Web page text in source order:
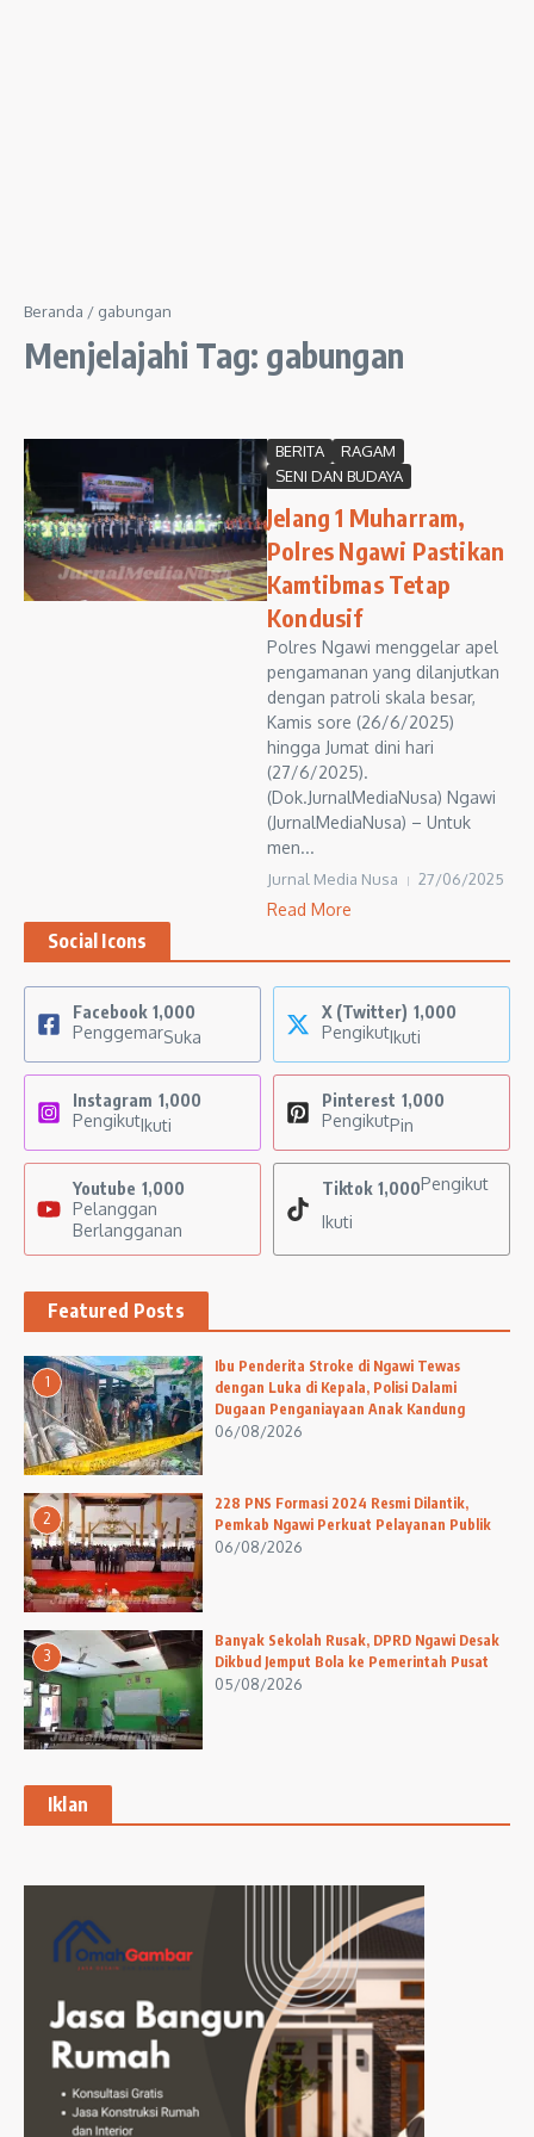
Beranda / gabungan
Menjelajahi Tag: gabungan
BERITA
RAGAM
SENI DAN BUDAYA
Jelang 1 Muharram,
Polres Ngawi Pastikan
Kamtibmas Tetap
Kondusif
Polres Ngawi menggelar apel
pengamanan yang dilanjutkan
dengan patroli skala besar,
Kamis sore (26/6/2025)
hingga Jumat dini hari
(27/6/2025).
(Dok.JurnalMediaNusa) Ngawi
(JurnalMediaNusa) – Untuk
men...
Jurnal Media Nusa 27/06/2025
Read More
Social Icons
Facebook 1,000
PenggemarSuka
X (Twitter) 1,000
PengikutIkuti
Instagram 1,000
PengikutIkuti
Pinterest 1,000
PengikutPin
Youtube 1,000
Pelanggan
Berlangganan
Tiktok 1,000Pengikut
Ikuti
Featured Posts
1
Ibu Penderita Stroke di Ngawi Tewas
dengan Luka di Kepala, Polisi Dalami
Dugaan Penganiayaan Anak Kandung
06/08/2026
2
228 PNS Formasi 2024 Resmi Dilantik,
Pemkab Ngawi Perkuat Pelayanan Publik
06/08/2026
3
Banyak Sekolah Rusak, DPRD Ngawi Desak
Dikbud Jemput Bola ke Pemerintah Pusat
05/08/2026
Iklan